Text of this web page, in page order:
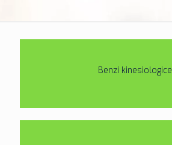
Benzi kinesiologice